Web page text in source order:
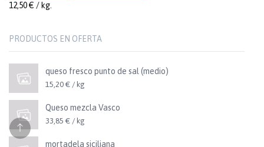
12,50 € / kg.
PRODUCTOS EN OFERTA
queso fresco punto de sal (medio)
15,20 € / kg
Queso mezcla Vasco
33,85 € / kg
mortadela siciliana